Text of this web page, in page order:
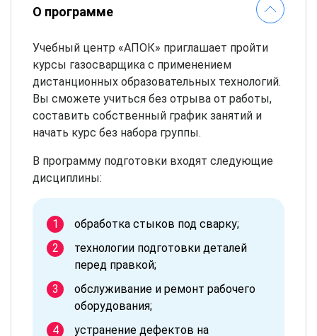
О программе
Учебный центр «АПОК» приглашает пройти
курсы газосварщика с применением
дистанционных образовательных технологий.
Вы сможете учиться без отрыва от работы,
составить собственный график занятий и
начать курс без набора группы.
В программу подготовки входят следующие
дисциплины:
обработка стыков под сварку;
технологии подготовки деталей
перед правкой;
обслуживание и ремонт рабочего
оборудования;
устранение дефектов на